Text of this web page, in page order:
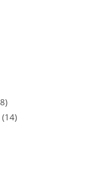
88
proizvoda
1414